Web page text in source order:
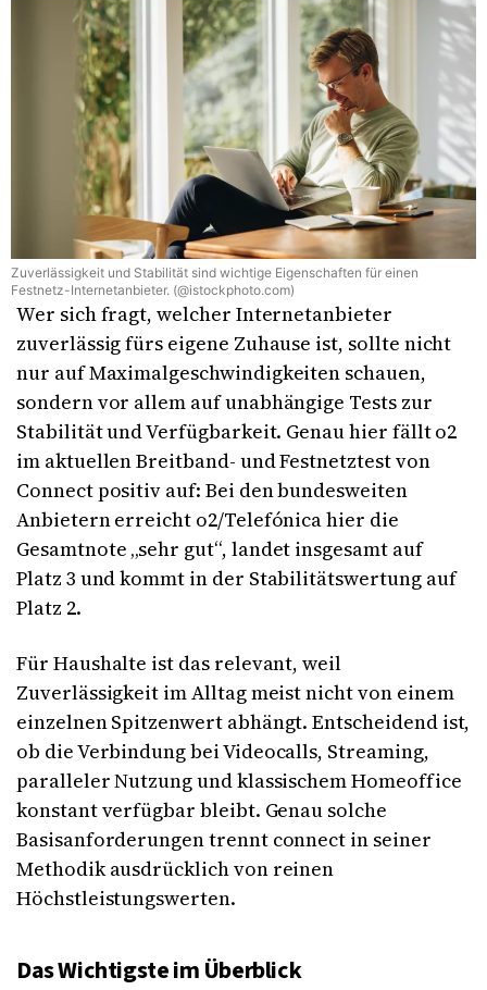
Zuverlässigkeit und Stabilität sind wichtige Eigenschaften für einen
Festnetz-Internetanbieter. (@istockphoto.com)
Wer sich fragt, welcher Internetanbieter
zuverlässig fürs eigene Zuhause ist, sollte nicht
nur auf Maximalgeschwindigkeiten schauen,
sondern vor allem auf unabhängige Tests zur
Stabilität und Verfügbarkeit. Genau hier fällt o2
im aktuellen Breitband- und Festnetztest von
Connectpositiv auf: Bei den bundesweiten
Anbietern erreicht o2/Telefónica hier die
Gesamtnote „sehr gut“, landet insgesamt auf
Platz 3 und kommt in der Stabilitätswertung auf
Platz 2.
Für Haushalte ist das relevant, weil
Zuverlässigkeit im Alltag meist nicht von einem
einzelnen Spitzenwert abhängt. Entscheidend ist,
ob die Verbindung bei Videocalls, Streaming,
paralleler Nutzung und klassischem Homeoffice
konstant verfügbar bleibt. Genau solche
Basisanforderungen trennt connect in seiner
Methodik ausdrücklich von reinen
Höchstleistungswerten.
Das Wichtigste im Überblick